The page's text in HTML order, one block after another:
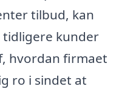
tilbud, kan
kunder
hvordan firmaet
ro i sindet at